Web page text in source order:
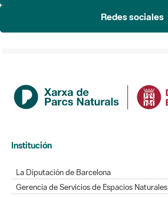
Redes sociales
Institución
La Diputación de Barcelona
Gerencia de Servicios de Espacios Naturales